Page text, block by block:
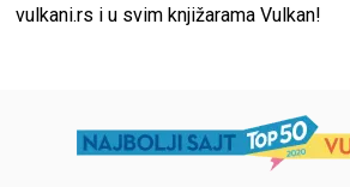
vulkani.rs i u svim knjižarama Vulkan!